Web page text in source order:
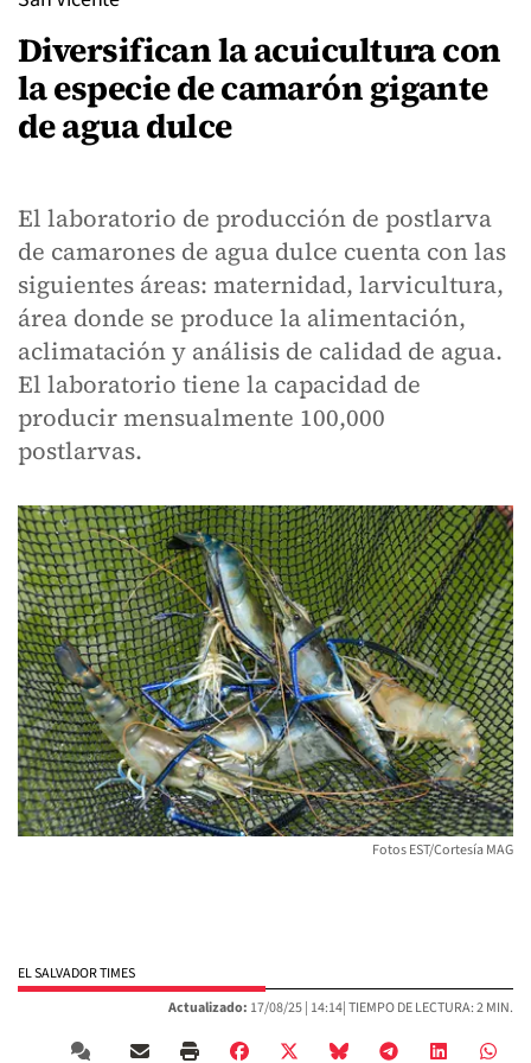
Diversifican la acuicultura con
la especie de camarón gigante
de agua dulce
El laboratorio de producción de postlarva
de camarones de agua dulce cuenta con las
siguientes áreas: maternidad, larvicultura,
área donde se produce la alimentación,
aclimatación y análisis de calidad de agua.
El laboratorio tiene la capacidad de
producir mensualmente 100,000
postlarvas.
Fotos EST/Cortesía MAG
EL SALVADOR TIMES
Actualizado: 17/08/25 | 14:14| TIEMPO DE LECTURA: 2 MIN.